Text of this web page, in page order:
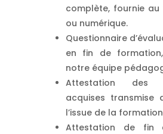
complète, fournie
ou numérique.
Questionnaire
en fin de
notre équipe
Attestation des
acquises transmise
l’issue de la
Attestation de fin